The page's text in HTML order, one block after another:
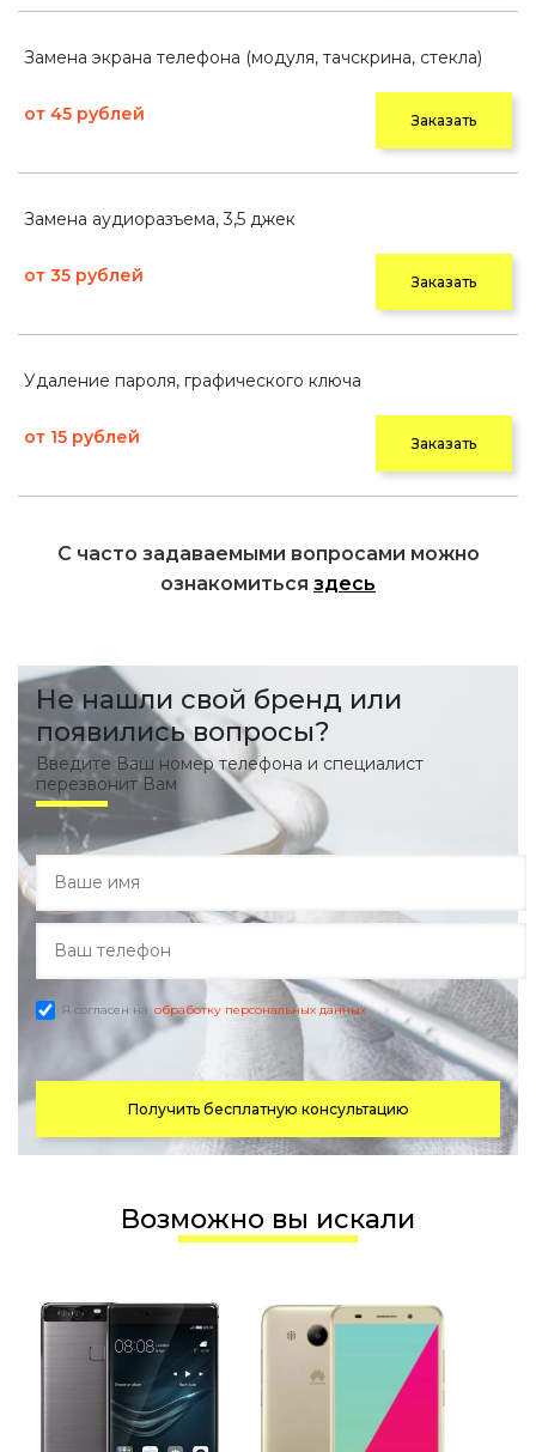
Замена экрана телефона (модуля, тачскрина, стекла)
от 45 рублей Заказать
Замена аудиоразъема, 3,5 джек
от 35 рублей Заказать
Удаление пароля, графического ключа
от 15 рублей Заказать
С часто задаваемыми вопросами можно
ознакомиться здесь
Не нашли свой бренд или
появились вопросы?
Введите Ваш номер телефона и специалист
перезвонит Вам
Я согласен на обработку персональных данных
Получить бесплатную консультацию
Возможно вы искали